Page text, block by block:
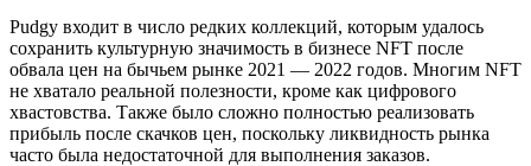
Pudgy входит в число редких коллекций, которым удалось
сохранить культурную значимость в бизнесе NFT после
обвала цен на бычьем рынке 2021 — 2022 годов. Многим NFT
не хватало реальной полезности, кроме как цифрового
хвастовства. Также было сложно полностью реализовать
прибыль после скачков цен, поскольку ликвидность рынка
часто была недостаточной для выполнения заказов.